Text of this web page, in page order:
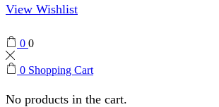
View Wishlist
0 0
0 Shopping Cart
No products in the cart.